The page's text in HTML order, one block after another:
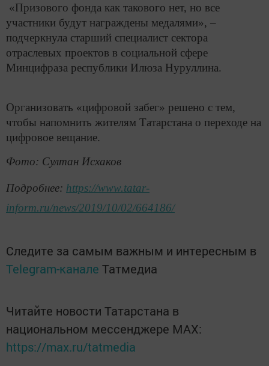
«Призового фонда как такового нет, но все
участники будут награждены медалями», –
подчеркнула старший специалист сектора
отраслевых проектов в социальной сфере
Минцифраза республики Илюза Нуруллина.
Организовать «цифровой забег» решено с тем,
чтобы напомнить жителям Татарстана о переходе на
цифровое вещание.
Фото: Султан Исхаков
Подробнее: https://www.tatar-
inform.ru/news/2019/10/02/664186/
Следите за самым важным и интересным в
Telegram-канале Татмедиа
Читайте новости Татарстана в
национальном мессенджере MАХ:
https://max.ru/tatmedia